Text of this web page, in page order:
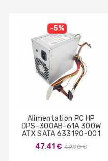
-5%
Alimentation PC HP
DPS-300AB-61A 300W
ATX SATA 633190-001
47,41 € Prix
49,90 €